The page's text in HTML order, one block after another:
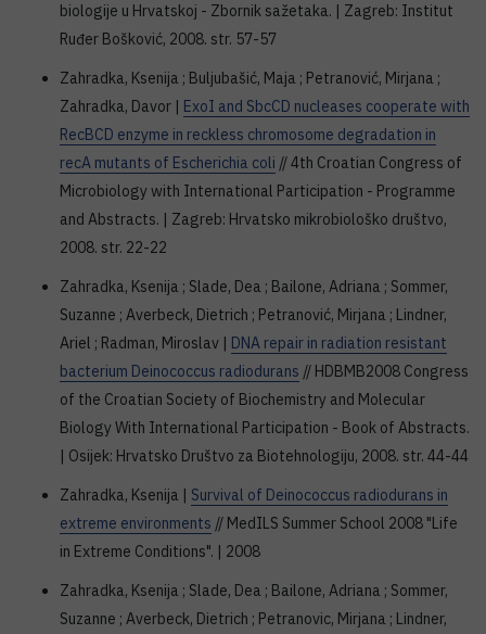
biologije u Hrvatskoj - Zbornik sažetaka. | Zagreb: Institut
Ruđer Bošković, 2008. str. 57-57
Zahradka, Ksenija ; Buljubašić, Maja ; Petranović, Mirjana ;
Zahradka, Davor | ExoI and SbcCD nucleases cooperate with
RecBCD enzyme in reckless chromosome degradation in
recA mutants of Escherichia coli // 4th Croatian Congress of
Microbiology with International Participation - Programme
and Abstracts. | Zagreb: Hrvatsko mikrobiološko društvo,
2008. str. 22-22
Zahradka, Ksenija ; Slade, Dea ; Bailone, Adriana ; Sommer,
Suzanne ; Averbeck, Dietrich ; Petranović, Mirjana ; Lindner,
Ariel ; Radman, Miroslav | DNA repair in radiation resistant
bacterium Deinococcus radiodurans // HDBMB2008 Congress
of the Croatian Society of Biochemistry and Molecular
Biology With International Participation - Book of Abstracts.
| Osijek: Hrvatsko Društvo za Biotehnologiju, 2008. str. 44-44
Zahradka, Ksenija | Survival of Deinococcus radiodurans in
extreme environments // MedILS Summer School 2008 "Life
in Extreme Conditions". | 2008
Zahradka, Ksenija ; Slade, Dea ; Bailone, Adriana ; Sommer,
Suzanne ; Averbeck, Dietrich ; Petranovic, Mirjana ; Lindner,